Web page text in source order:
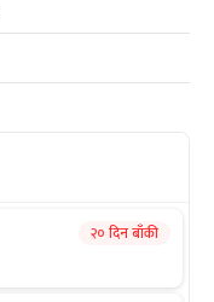
२० दिन बाँकी